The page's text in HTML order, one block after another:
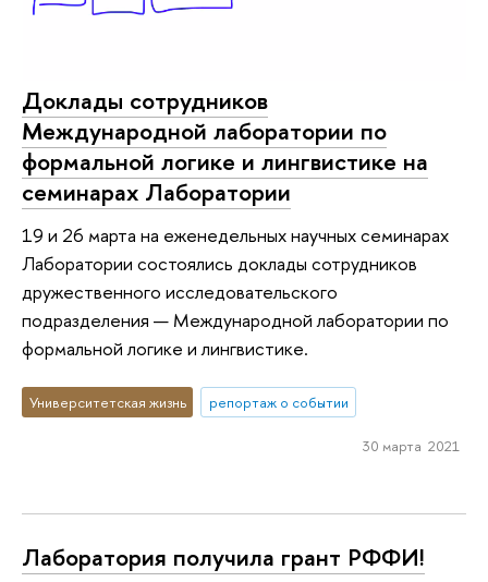
Доклады сотрудников
Международной лаборатории по
формальной логике и лингвистике на
семинарах Лаборатории
19 и 26 марта на еженедельных научных семинарах
Лаборатории состоялись доклады сотрудников
дружественного исследовательского
подразделения — Международной лаборатории по
формальной логике и лингвистике.
Университетская жизнь репортаж о событии
30 марта 2021
Лаборатория получила грант РФФИ!